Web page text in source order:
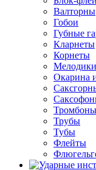
Валторны
Гобои
Губные
Кларнеты
Корнеты
Окарина
Тромбоны
Трубы
Тубы
Флейты